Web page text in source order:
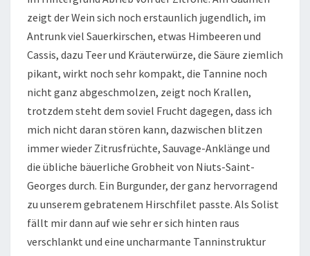
zeigt der Wein sich noch erstaunlich jugendlich, im
Antrunk viel Sauerkirschen, etwas Himbeeren und
Cassis, dazu Teer und Kräuterwürze, die Säure ziemlich
pikant, wirkt noch sehr kompakt, die Tannine noch
nicht ganz abgeschmolzen, zeigt noch Krallen,
trotzdem steht dem soviel Frucht dagegen, dass ich
mich nicht daran stören kann, dazwischen blitzen
immer wieder Zitrusfrüchte, Sauvage-Anklänge und
die übliche bäuerliche Grobheit von Niuts-Saint-
Georges durch. Ein Burgunder, der ganz hervorragend
zu unserem gebratenem Hirschfilet passte. Als Solist
fällt mir dann auf wie sehr er sich hinten raus
verschlankt und eine uncharmante Tanninstruktur